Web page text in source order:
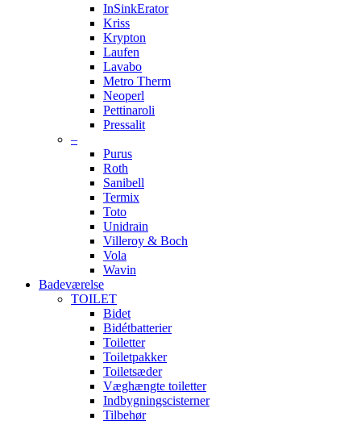
InSinkErator
Kriss
Krypton
Laufen
Lavabo
Metro Therm
Neoperl
Pettinaroli
Pressalit
–
Purus
Roth
Sanibell
Termix
Toto
Unidrain
Villeroy & Boch
Vola
Wavin
Badeværelse
TOILET
Bidet
Bidétbatterier
Toiletter
Toiletpakker
Toiletsæder
Væghængte toiletter
Indbygningscisterner
Tilbehør